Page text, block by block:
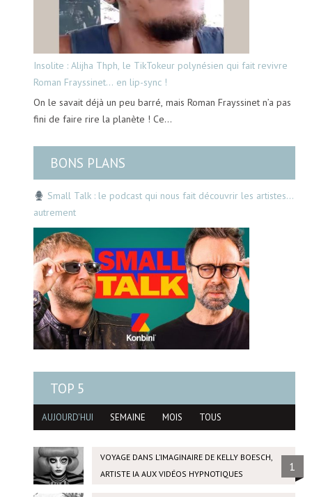
Insolite : Alijha Thph, le TikTokeur polynésien qui fait revivre
Roman Frayssinet… en lip-sync !
On le savait déjà un peu barré, mais Roman Frayssinet n’a pas
fini de faire rire la planète ! Ce…
BONS PLANS
Small Talk : le podcast qui nous fait découvrir les artistes…
autrement
TOP 5
AUJOURD'HUI SEMAINE MOIS TOUS
VOYAGE DANS L’IMAGINAIRE DE KELLY BOESCH,
ARTISTE IA AUX VIDÉOS HYPNOTIQUES
1